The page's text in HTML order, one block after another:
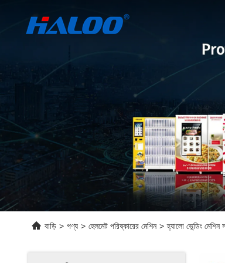
বাড়ি > পণ্য > হেলমেট পরিষ্কারের মেশিন > হ্যালো ভেন্ডিং